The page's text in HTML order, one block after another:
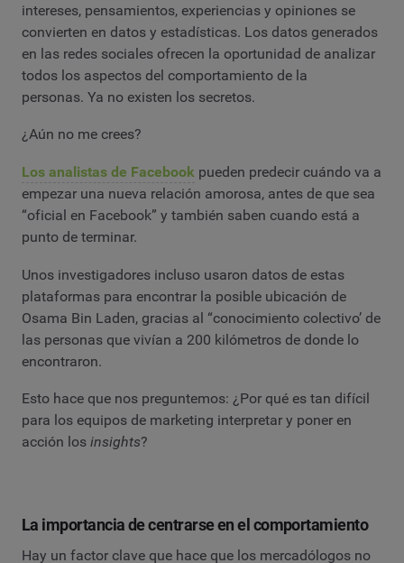
intereses, pensamientos, experiencias y opiniones se
convierten en datos y estadísticas. Los datos generados
en las redes sociales ofrecen la oportunidad de analizar
todos los aspectos del comportamiento de la
personas. Ya no existen los secretos.
¿Aún no me crees?
Los analistas de Facebook pueden predecir cuándo va a
empezar una nueva relación amorosa, antes de que sea
“oficial en Facebook” y también saben cuando está a
punto de terminar.
Unos investigadores incluso usaron datos de estas
plataformas para encontrar la posible ubicación de
Osama Bin Laden, gracias al “conocimiento colectivo’ de
las personas que vivían a 200 kilómetros de donde lo
encontraron.
Esto hace que nos preguntemos: ¿Por qué es tan difícil
para los equipos de marketing interpretar y poner en
acción los insights?
La importancia de centrarse en el comportamiento
Hay un factor clave que hace que los mercadólogos no